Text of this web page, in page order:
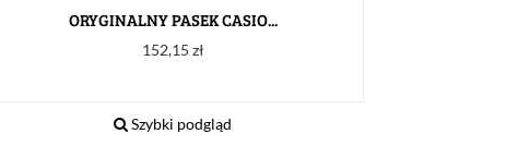
ORYGINALNY PASEK CASIO...
Cena
152,15 zł
Szybki podgląd